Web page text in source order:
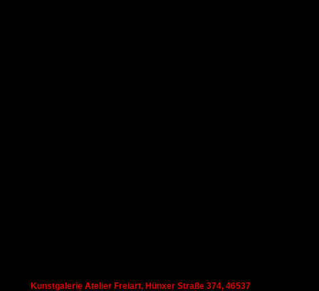
Kunstgalerie Atelier Freiart, Hünxer Straße 374, 46537